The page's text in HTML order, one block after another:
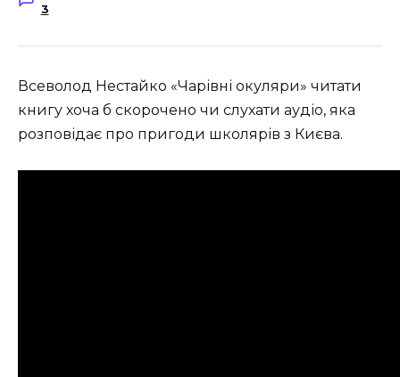
3
Всеволод Нестайко «Чарівні окуляри» читати
книгу хоча б скорочено чи слухати аудіо, яка
розповідає про пригоди школярів з Києва.